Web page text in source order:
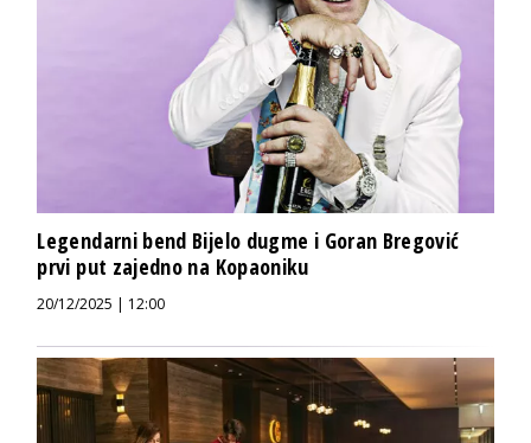
Legendarni bend Bijelo dugme i Goran Bregović
prvi put zajedno na Kopaoniku
20/12/2025 | 12:00